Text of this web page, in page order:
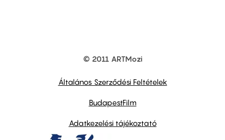
© 2011 ARTMozi
Általános Szerződési Feltételek
BudapestFilm
Adatkezelési tájékoztató